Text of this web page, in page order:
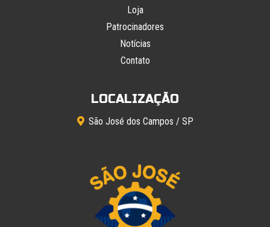
Loja
Patrocinadores
Notícias
Contato
LOCALIZAÇÃO
São José dos Campos / SP